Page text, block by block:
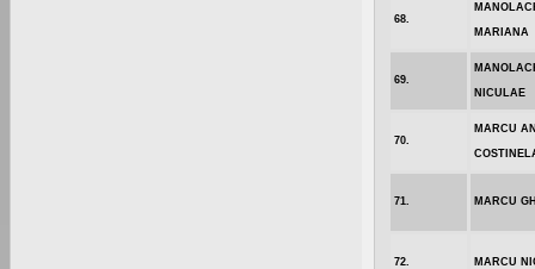
68.
MARIANA
69.
NICULAE
70.
MARCU
71. MARCU
72. MARCU